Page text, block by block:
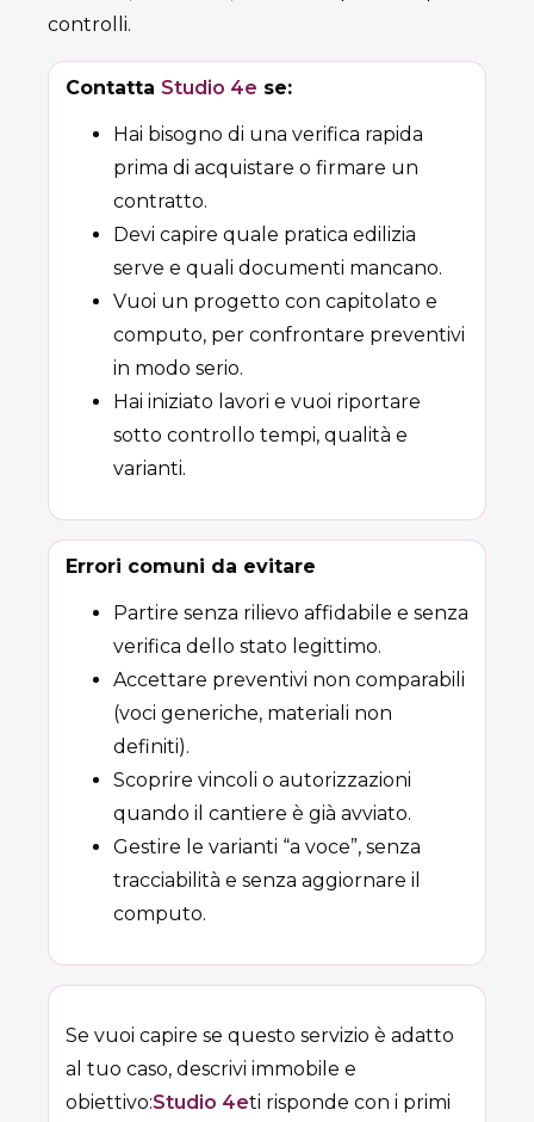
controlli.
Contatta Studio 4e se:
Hai bisogno di una verifica rapida
prima di acquistare o firmare un
contratto.
Devi capire quale pratica edilizia
serve e quali documenti mancano.
Vuoi un progetto con capitolato e
computo, per confrontare preventivi
in modo serio.
Hai iniziato lavori e vuoi riportare
sotto controllo tempi, qualità e
varianti.
Errori comuni da evitare
Partire senza rilievo affidabile e senza
verifica dello stato legittimo.
Accettare preventivi non comparabili
(voci generiche, materiali non
definiti).
Scoprire vincoli o autorizzazioni
quando il cantiere è già avviato.
Gestire le varianti “a voce”, senza
tracciabilità e senza aggiornare il
computo.
Se vuoi capire se questo servizio è adatto
al tuo caso, descrivi immobile e
obiettivo:Studio 4eti risponde con i primi